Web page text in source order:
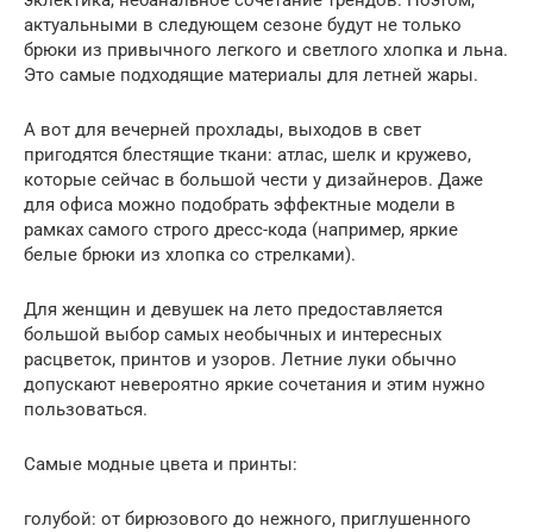
актуальными в следующем сезоне будут не только
брюки из привычного легкого и светлого хлопка и льна.
Это самые подходящие материалы для летней жары.
А вот для вечерней прохлады, выходов в свет
пригодятся блестящие ткани: атлас, шелк и кружево,
которые сейчас в большой чести у дизайнеров. Даже
для офиса можно подобрать эффектные модели в
рамках самого строго дресс-кода (например, яркие
белые брюки из хлопка со стрелками).
Для женщин и девушек на лето предоставляется
большой выбор самых необычных и интересных
расцветок, принтов и узоров. Летние луки обычно
допускают невероятно яркие сочетания и этим нужно
пользоваться.
Самые модные цвета и принты:
голубой: от бирюзового до нежного, приглушенного